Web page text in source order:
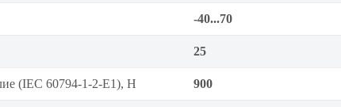
-40...70
25
(IEC 60794-1-2-E1), Н 900